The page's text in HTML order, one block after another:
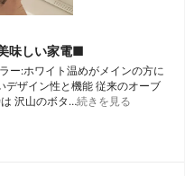
味しい家電■
ー:ホワイト温めがメインの方に
ザイン性と機能 従来のオーブ
沢山のボタ…続きを見る